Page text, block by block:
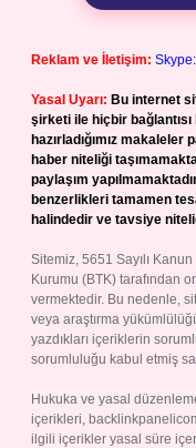
Reklam ve İletişim:
Yasal Uyarı: Bu internet
şirketi ile hiçbir
hazırladığımız
haber niteliği
paylaşım
benzerlikleri tamamen
halindedir ve tavsiye
Sitemiz, 5651 Sayılı
Kurumu (BTK) tarafından
vermektedir. Bu nedenle,
veya araştırma
yazdıkları içeriklerin
sorumluluğu kabul etmiş
Hukuka ve yasal
içerikleri,
ilgili içerikler yasal süre